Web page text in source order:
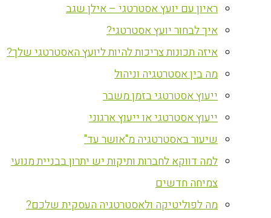
ראיון עם יועץ אסטרטגי – אילן שגב
איך לבחור יועץ אסטרטגי?
איזה תכונות צריכות להיות ליועץ האסטרטגי שלך?
מה בין אסטרטגיה וניהול
ייעוץ אסטרטגי בזמן משבר
ייעוץ אסטרטגי או ייעוץ ארגוני
שיעור באסטרטגיה מ"אושר עד"
למה דווקא לחברות ותיקות יש יתרון בבניית מנועי
צמיחה חדשים
מה לפוליטיקה ולאסטרטגיה העסקית שלכם?